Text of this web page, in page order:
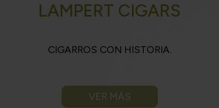
LAMPERT CIGARS
CIGARROS CON HISTORIA.
VER MÁS